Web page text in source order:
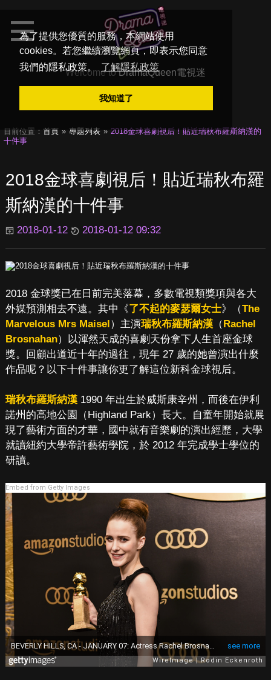
為了提供您優質的服務，本網站使用
cookies。若您繼續瀏覽網頁，即表示您同意
我們的隱私政策。
了解隱私政策
我知道了
Welcome toDramaQueen電視迷
目前位置： 首頁 專題列表
2018金球喜劇視后！貼近瑞秋布羅斯納漢的
十件事
2018金球喜劇視后！貼近瑞秋布羅
斯納漢的十件事
2018-01-12 2018-01-12 09:32
2018 金球獎已在日前完美落幕，多數電視類獎項與各大
外媒預測相去不遠。其中《了不起的麥瑟爾女士》（The
Marvelous Mrs Maisel）主演瑞秋布羅斯納漢（Rachel
Brosnahan）以渾然天成的喜劇天份拿下人生首座金球
獎。回顧出道近十年的過往，現年 27 歲的她曾演出什麼
作品呢？以下十件事讓你更了解這位新科金球視后。
瑞秋布羅斯納漢1990 年出生於威斯康辛州，而後在伊利
諾州的高地公園（Highland Park）長大。自童年開始就展
現了藝術方面的才華，國中就有音樂劇的演出經歷，大學
就讀紐約大學帝許藝術學院，於 2012 年完成學士學位的
研讀。
Embed from Getty Images